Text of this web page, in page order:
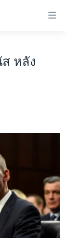
หลัง